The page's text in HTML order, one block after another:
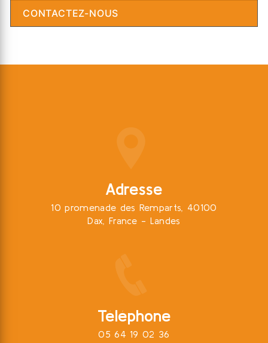
CONTACTEZ-NOUS
Adresse
10 promenade des Remparts, 40100
Dax, France - Landes
Téléphone
05 64 19 02 36